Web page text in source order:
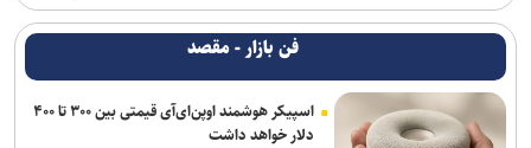
فن بازار - مقصد
اسپیکر هوشمند اوپن‌ای‌آی قیمتی بین ۳۰۰ تا ۴۰۰
دلار خواهد داشت